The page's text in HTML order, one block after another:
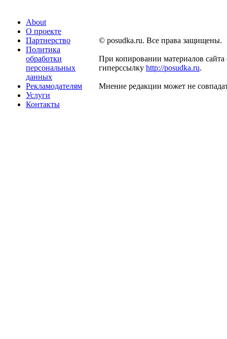
About
О проекте
Партнерство
Политика
обработки
персональных
данных
Рекламодателям
Услуги
Контакты
© posudka.ru. Все права защищены.
При копировании материалов сайта
гиперссылку http://posudka.ru.
Мнение редакции может не